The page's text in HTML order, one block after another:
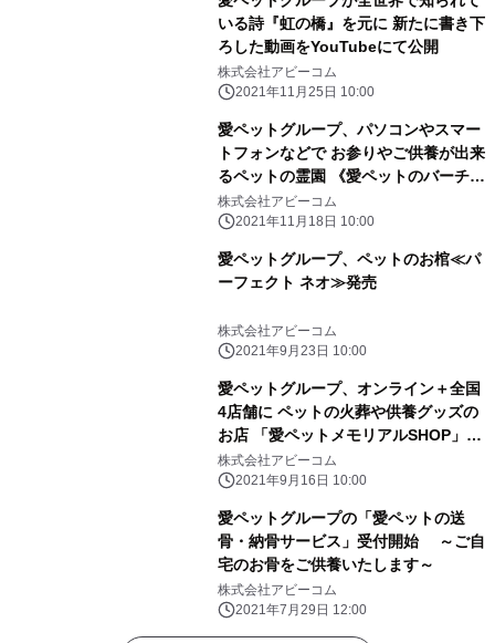
いる詩『虹の橋』を元に 新たに書き下
ろした動画をYouTubeにて公開
株式会社アビーコム
2021年11月25日 10:00
愛ペットグループ、パソコンやスマー
トフォンなどで お参りやご供養が出来
るペットの霊園 《愛ペットのバーチャ
ル霊園》をオープン！
株式会社アビーコム
2021年11月18日 10:00
愛ペットグループ、ペットのお棺≪パ
ーフェクト ネオ≫発売
株式会社アビーコム
2021年9月23日 10:00
愛ペットグループ、オンライン＋全国
4店舗に ペットの火葬や供養グッズの
お店 「愛ペットメモリアルSHOP」オ
ープン！
株式会社アビーコム
2021年9月16日 10:00
愛ペットグループの「愛ペットの送
骨・納骨サービス」受付開始 ～ご自
宅のお骨をご供養いたします～
株式会社アビーコム
2021年7月29日 12:00